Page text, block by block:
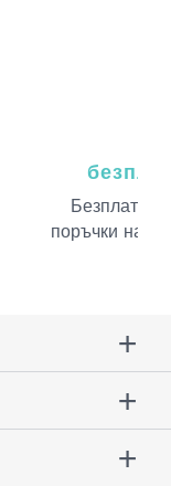
Безплатна
поръчки над